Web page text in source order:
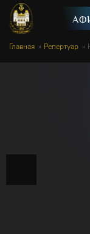
Главная Репертуар